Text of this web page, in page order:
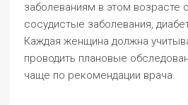
заболеваниям в этом возрасте
сосудистые заболевания,
Каждая женщина должна
проводить плановые
чаще по рекомендации врача.